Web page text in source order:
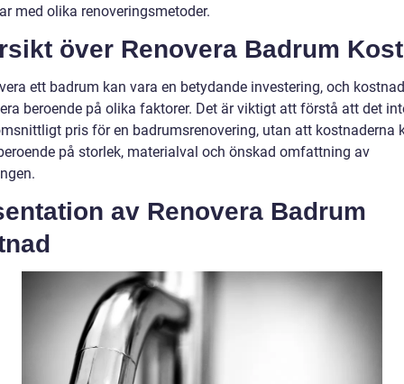
med olika renoveringsmetoder.
över Renovera Badrum
ett badrum kan vara en betydande investering, och
beroende på olika faktorer. Det är viktigt att förstå att det
pris för en badrumsrenovering, utan att kostnaderna
på storlek, materialval och önskad omfattning av
av Renovera Badrum